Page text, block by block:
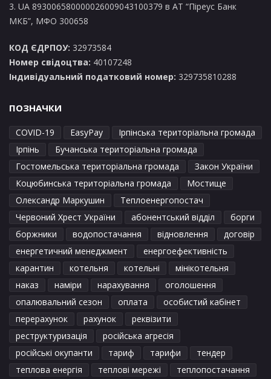
3. UA 893006580000026009043100379 в АТ “Піреус Банк
МКБ”, МФО 300658
КОД ЄДРПОУ: 32973584
Номер свідоцтва: 40107248
Індивідуальний податковий номер: 329735810288
ПОЗНАЧКИ
COVID-19 EasyPay
Ірпінська територіальна громада
Ірпінь
Бучанська територіальна громада
Гостомельська територіальна громада
Закон України
Коцюбинська територіальна громада
Мостище
Олександр Маркушин
Теплоенергопостач
Червоний Хрест України
абонентський відділ
борги
боржники
водопостачання відновлення
договір
енергетичний менеджмент
енергоефективність
карантин
котельня котельні
мінікотельня
наказ
наміри нарахування
оголошення
опалювальний сезон
оплата
особистий кабінет
перерахунок
рахунок
реквізити
реструктуризація
російська агресія
російські окупанти
тариф тарифи
тендер
теплова енергія
теплові мережі
теплопостачання